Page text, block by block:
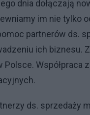
dnia dołączają
im nie tylko
partnerów ds.
ich biznesu.
Współpraca
ds. sprzedaży